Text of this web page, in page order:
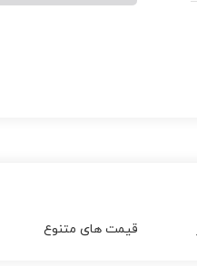
قیمت های متنوع